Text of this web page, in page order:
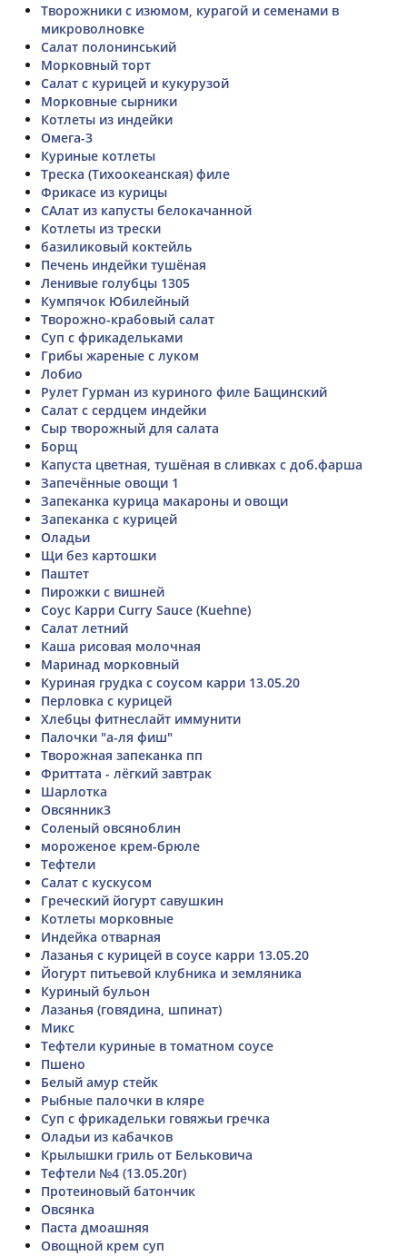
Творожники с изюмом, курагой и семенами в
микроволновке
Салат полонинський
Морковный торт
Салат с курицей и кукурузой
Морковные сырники
Котлеты из индейки
Омега-3
Куриные котлеты
Треска (Тихоокеанская) филе
Фрикасе из курицы
САлат из капусты белокачанной
Котлеты из трески
базиликовый коктейль
Печень индейки тушёная
Ленивые голубцы 1305
Кумпячок Юбилейный
Творожно-крабовый салат
Суп с фрикадельками
Грибы жареные с луком
Лобио
Рулет Гурман из куриного филе Бащинский
Салат с сердцем индейки
Сыр творожный для салата
Борщ
Капуста цветная, тушёная в сливках с доб.фарша
Запечённые овощи 1
Запеканка курица макароны и овощи
Запеканка с курицей
Оладьи
Щи без картошки
Паштет
Пирожки с вишней
Соус Карри Curry Sauce (Kuehne)
Салат летний
Каша рисовая молочная
Маринад морковный
Куриная грудка с соусом карри 13.05.20
Перловка с курицей
Хлебцы фитнеслайт иммунити
Палочки "а-ля фиш"
Творожная запеканка пп
Фриттата - лёгкий завтрак
Шарлотка
Овсянник3
Соленый овсяноблин
мороженое крем-брюле
Тефтели
Салат с кускусом
Греческий йогурт савушкин
Котлеты морковные
Индейка отварная
Лазанья с курицей в соусе карри 13.05.20
Йогурт питьевой клубника и земляника
Куриный бульон
Лазанья (говядина, шпинат)
Микс
Тефтели куриные в томатном соусе
Пшено
Белый амур стейк
Рыбные палочки в кляре
Суп с фрикадельки говяжьи гречка
Оладьи из кабачков
Крылышки гриль от Бельковича
Тефтели №4 (13.05.20г)
Протеиновый батончик
Овсянка
Паста дмоашняя
Овощной крем суп